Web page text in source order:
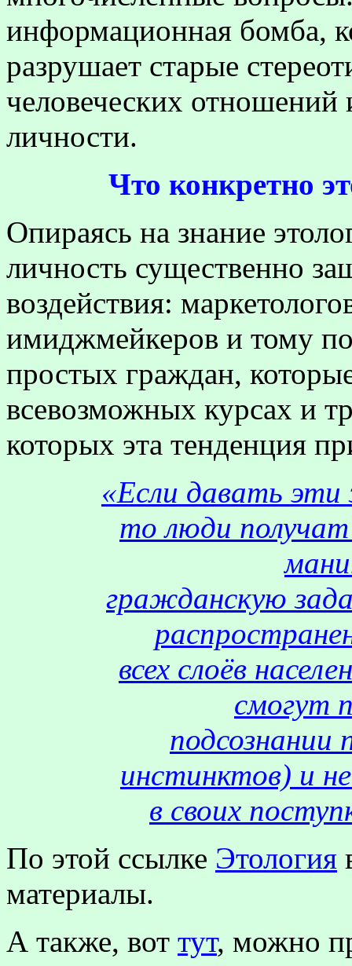
информационная бомба,
разрушает старые
человеческих отношений
личности.
Что конкретно
Опираясь на знание
личность существенно
воздействия:
имиджмейкеров и тому
простых граждан,
всевозможных курсах и
которых эта тенденция
«Если давать
то люди
гражданскую
всех слоёв
смогут
подсознании
инстинктов) и
в своих
По этой ссылке Этология
материалы.
А также, вот тут, можно